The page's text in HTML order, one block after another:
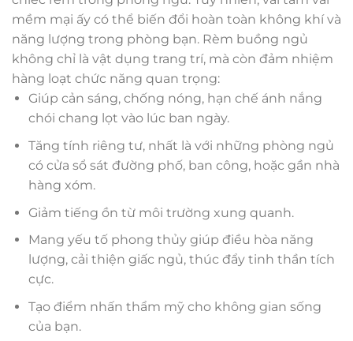
mềm mại ấy có thể biến đổi hoàn toàn không khí và
năng lượng trong phòng bạn. Rèm buồng ngủ
không chỉ là vật dụng trang trí, mà còn đảm nhiệm
hàng loạt chức năng quan trọng:
Giúp cản sáng, chống nóng, hạn chế ánh nắng
chói chang lọt vào lúc ban ngày.
Tăng tính riêng tư, nhất là với những phòng ngủ
có cửa sổ sát đường phố, ban công, hoặc gần nhà
hàng xóm.
Giảm tiếng ồn từ môi trường xung quanh.
Mang yếu tố phong thủy giúp điều hòa năng
lượng, cải thiện giấc ngủ, thúc đẩy tinh thần tích
cực.
Tạo điểm nhấn thẩm mỹ cho không gian sống
của bạn.